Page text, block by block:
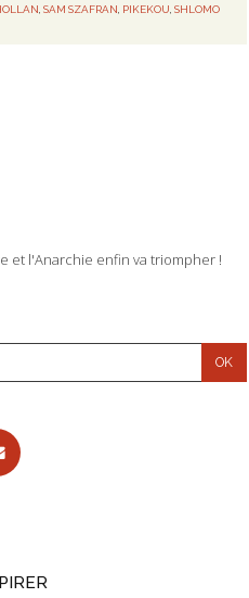
et l'Anarchie enfin va triompher !
,SAM SZAFRAN, PIKEKOU,SHLOMO